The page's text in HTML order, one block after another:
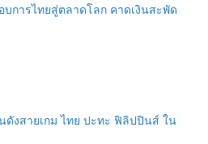
การไทยสู่ตลาดโลก คาดเงินสะพัด
ดังสายเกม ไทย ปะทะ ฟิลิปปินส์ ใน